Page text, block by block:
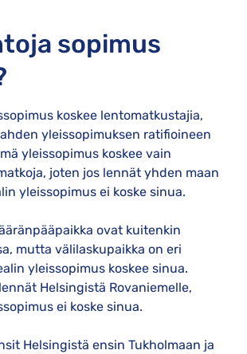
sopimus
koskee lentomatkustajia,
yleissopimuksen ratifioineen
yleissopimus koskee vain
joten jos lennät yhden maan
yleissopimus ei koske sinua.
ovat kuitenkin
mutta välilaskupaikka on eri
yleissopimus koskee sinua.
Helsingistä Rovaniemelle,
ei koske sinua.
Helsingistä ensin Tukholmaan ja